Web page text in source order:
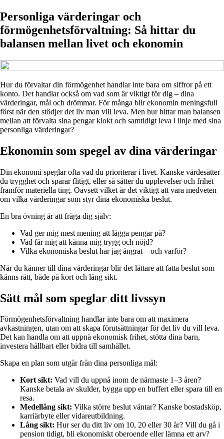
Personliga värderingar och
förmögenhetsförvaltning: Så hittar du
balansen mellan livet och ekonomin
Hur du förvaltar din förmögenhet handlar inte bara om siffror på ett
konto. Det handlar också om vad som är viktigt för dig – dina
värderingar, mål och drömmar. För många blir ekonomin meningsfull
först när den stödjer det liv man vill leva. Men hur hittar man balansen
mellan att förvalta sina pengar klokt och samtidigt leva i linje med sina
personliga värderingar?
Ekonomin som spegel av dina värderingar
Din ekonomi speglar ofta vad du prioriterar i livet. Kanske värdesätter
du trygghet och sparar flitigt, eller så sätter du upplevelser och frihet
framför materiella ting. Oavsett vilket är det viktigt att vara medveten
om vilka värderingar som styr dina ekonomiska beslut.
En bra övning är att fråga dig själv:
Vad ger mig mest mening att lägga pengar på?
Vad får mig att känna mig trygg och nöjd?
Vilka ekonomiska beslut har jag ångrat – och varför?
När du känner till dina värderingar blir det lättare att fatta beslut som
känns rätt, både på kort och lång sikt.
Sätt mål som speglar ditt livssyn
Förmögenhetsförvaltning handlar inte bara om att maximera
avkastningen, utan om att skapa förutsättningar för det liv du vill leva.
Det kan handla om att uppnå ekonomisk frihet, stötta dina barn,
investera hållbart eller bidra till samhället.
Skapa en plan som utgår från dina personliga mål:
Kort sikt: Vad vill du uppnå inom de närmaste 1–3 åren?
Kanske betala av skulder, bygga upp en buffert eller spara till en
resa.
Medellång sikt: Vilka större beslut väntar? Kanske bostadsköp,
karriärbyte eller vidareutbildning.
Lång sikt: Hur ser du ditt liv om 10, 20 eller 30 år? Vill du gå i
pension tidigt, bli ekonomiskt oberoende eller lämna ett arv?